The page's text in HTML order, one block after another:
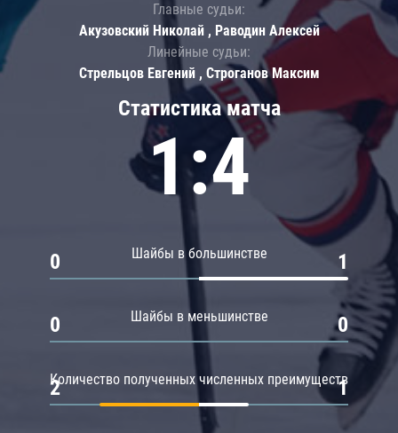
Статистика матча
1:4
Шайбы в большинстве
0 1
Шайбы в меньшинстве
0 0
Количество полученных численных преимуществ
2 1
Главные судьи:
Акузовский Николай , Раводин Алексей
Линейные судьи:
Стрельцов Евгений , Строганов Максим